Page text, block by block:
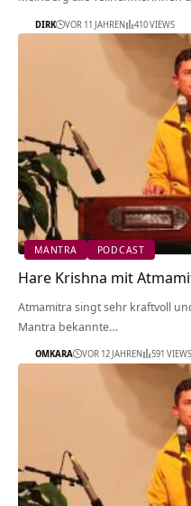
DIRK VOR 11 JAHREN 410 VIEWS
MANTRA PODCAST
Hare Krishna mit
Atmamitra singt sehr kraftvoll
Mantra bekannte…
OMKARA VOR 12 JAHREN 591 VIEWS